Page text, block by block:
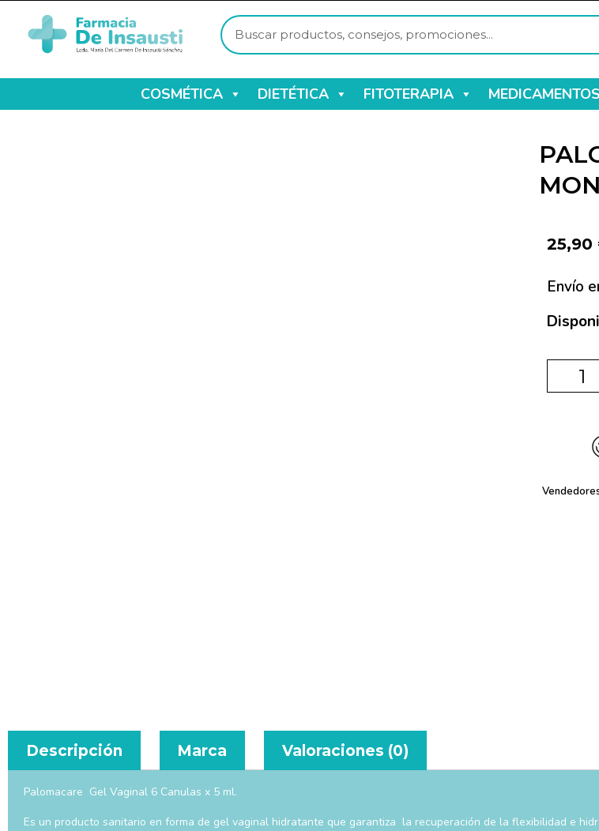
COSMÉTICA DIETÉTICA FITOTERAPIA MEDICAMENTOS
25,90
Envío
Descripción Marca Valoraciones (0)
Palomacare Gel Vaginal 6 Canulas x 5 ml.
Es un producto sanitario en forma de gel vaginal hidratante que garantiza la recuperación de la flexibilidad e